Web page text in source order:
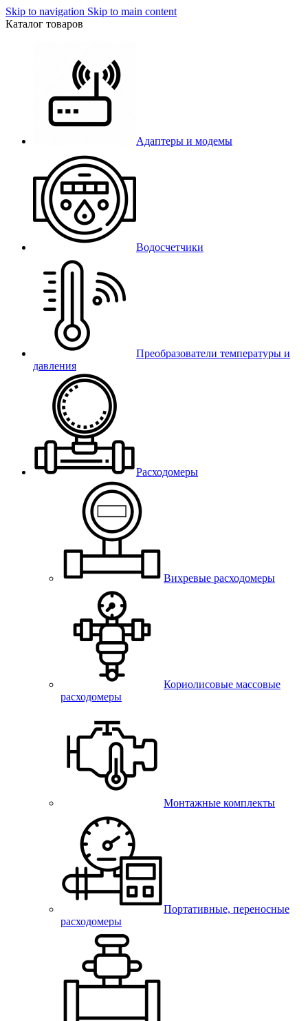
Skip to navigation Skip to main content
Каталог товаров
Адаптеры и модемы
Водосчетчики
Преобразователи температуры и
давления
Расходомеры
Вихревые расходомеры
Кориолисовые массовые
расходомеры
Монтажные комплекты
Портативные, переносные
расходомеры